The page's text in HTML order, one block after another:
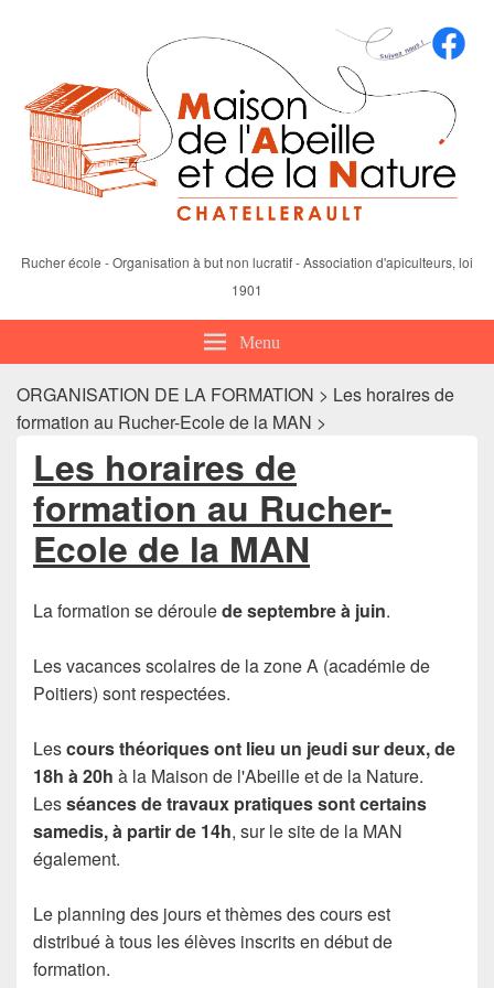
Rucher école - Organisation à but non lucratif - Association d'apiculteurs, loi
1901
Menu
ORGANISATION DE LA FORMATION > Les horaires de
formation au Rucher-Ecole de la MAN >
Les horaires de
formation au Rucher-
Ecole de la MAN
La formation se déroulede septembre à juin.
Les vacances scolaires de la zone A (académie de
Poitiers) sont respectées.
Lescours théoriques ont lieu un jeudi sur deux, de
18h à 20h à la Maison de l'Abeille et de la Nature.
Lesséances de travaux pratiques sont certains
samedis, à partir de 14h, sur le site de la MAN
également.
Le planning des jours et thèmes des cours est
distribué à tous les élèves inscrits en début de
formation.